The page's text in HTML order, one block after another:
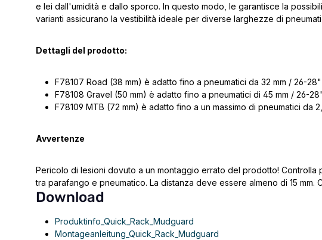
e lei dall'umidità e dallo sporco. In questo modo, le garantisce la
varianti assicurano la vestibilità ideale per diverse larghezze di
Dettagli del prodotto:
F78107 Road (38 mm) è adatto fino a pneumatici da 32 mm / 26-28"
F78108 Gravel (50 mm) è adatto fino a pneumatici di 45 mm / 26-28"
F78109 MTB (72 mm) è adatto fino a un massimo di pneumatici da
Avvertenze
Pericolo di lesioni dovuto a un montaggio errato del prodotto!
tra parafango e pneumatico. La distanza deve essere almeno di 15 mm.
Download
Produktinfo_Quick_Rack_Mudguard
Montageanleitung_Quick_Rack_Mudguard